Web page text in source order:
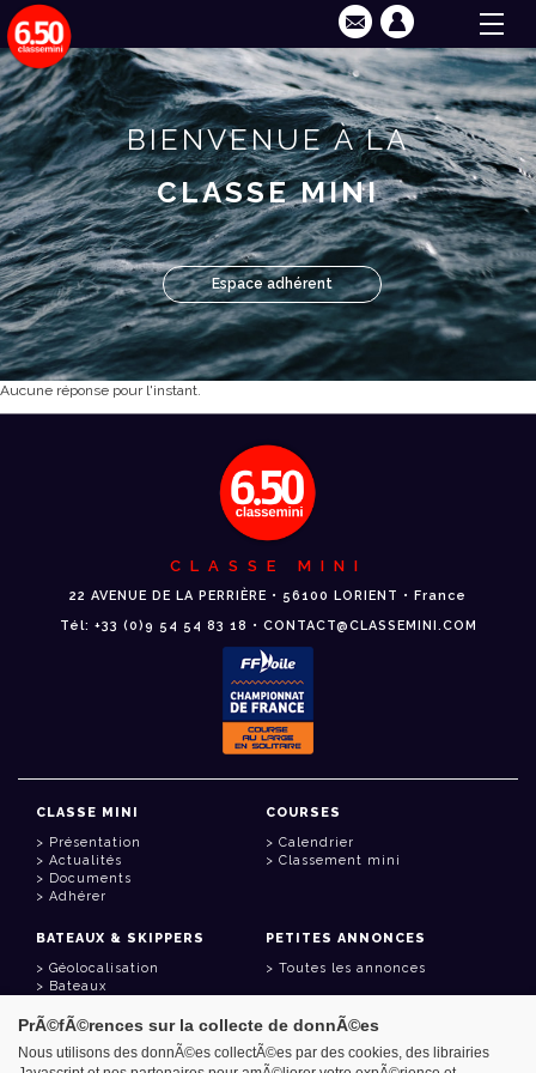
BIENVENUE À LA
CLASSE MINI
Espace adhérent
Aucune réponse pour l'instant.
CLASSE MINI
22 AVENUE DE LA PERRIÈRE • 56100 LORIENT • France
Tél: +33 (0)9 54 54 83 18 • CONTACT@CLASSEMINI.COM
CLASSE MINI
Présentation
Actualités
Documents
Adhérer
COURSES
Calendrier
Classement mini
BATEAUX & SKIPPERS
Géolocalisation
Bateaux
PETITES ANNONCES
Toutes les annonces
LIENS UTILES
PrÃ©fÃ©rences sur la collecte de donnÃ©es
Nous utilisons des donnÃ©es collectÃ©es par des cookies, des librairies